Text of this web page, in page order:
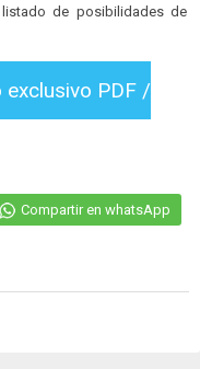
listado de posibilidades de
PDF /
Compartir en whatsApp